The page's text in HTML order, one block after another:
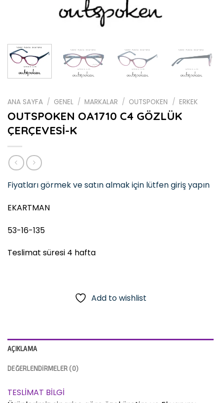
ANA SAYFA / GENEL / MARKALAR / OUTSPOKEN / ERKEK
OUTSPOKEN OA1710 C4 GÖZLÜK
ÇERÇEVESİ-K
Fiyatları görmek ve satın almak için lütfen giriş yapın
EKARTMAN
53-16-135
Teslimat süresi 4 hafta
Add to wishlist
AÇIKLAMA
DEĞERLENDIRMELER (0)
TESLİMAT BİLGİ